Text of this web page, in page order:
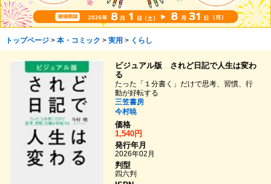
トップページ> 本・コミック > 実用 > くらし
ビジュアル版 されど日記で人生は変わ
る
たった「１分書く」だけで思考、習慣、行
動が好転する
三笠書房
今村暁
価格
1,540円
発行年月
2026年02月
判型
四六判